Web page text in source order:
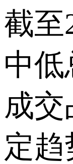
截至
中低
成
定趋